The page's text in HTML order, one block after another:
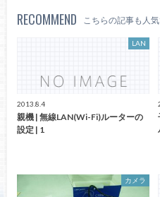
RECOMMEND こちらの記事も人気
LAN
2013.8.4
親機 | 無線LAN(Wi-Fi)ルーターの
設定 | 1
カメラ